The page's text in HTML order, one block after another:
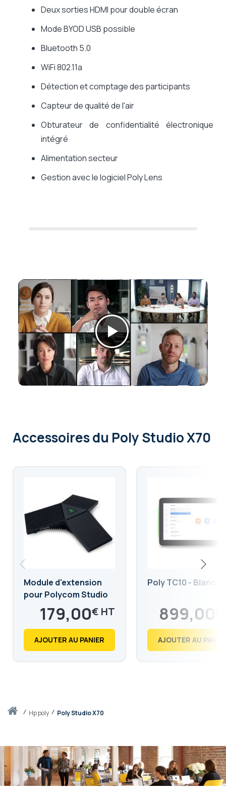
Accueilhp poly Poly Studio X70
Deux sorties HDMI pour double écran
Mode BYOD USB possible
Bluetooth 5.0
WiFi 802.11a
Détection et comptage des participants
Capteur de qualité de l'air
Obturateur de confidentialité électronique
intégré
Alimentation secteur
Gestion avec le logiciel Poly Lens
Accessoiresdu Poly Studio X70
Module d'extension
pour Polycom Studio
179,00€
214,80
AJOUTER AU PANIER
Poly TC10 - Blanc
899,00
1 078,80
AJOUTER AU